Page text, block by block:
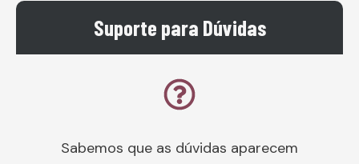
Suporte para Dúvidas
Sabemos que as dúvidas aparecem